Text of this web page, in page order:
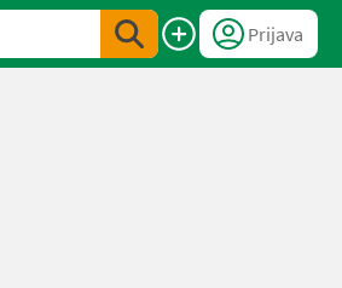
Prijava